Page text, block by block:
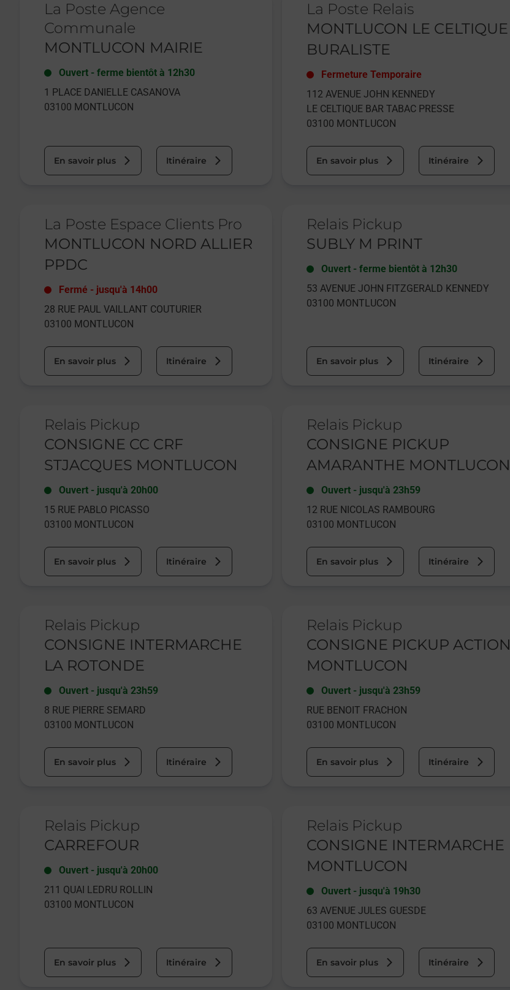
La Poste Agence
Communale
MONTLUCON MAIRIE
Ouvert - ferme bientôt à 12h30
1 PLACE DANIELLE CASANOVA
03100 MONTLUCON
En savoir plus Itinéraire
La Poste Relais
MONTLUCON LE CELTIQUE
BURALISTE
Fermeture Temporaire
112 AVENUE JOHN KENNEDY
LE CELTIQUE BAR TABAC PRESSE
03100 MONTLUCON
En savoir plus Itinéraire
La Poste Espace Clients Pro
MONTLUCON NORD ALLIER
PPDC
Fermé - jusqu'à 14h00
28 RUE PAUL VAILLANT COUTURIER
03100 MONTLUCON
En savoir plus Itinéraire
Relais Pickup
SUBLY M PRINT
Ouvert- ferme bientôt à 12h30
53 AVENUE JOHN FITZGERALD KENNEDY
03100 MONTLUCON
En savoir plus Itinéraire
Relais Pickup
CONSIGNE CC CRF
STJACQUES MONTLUCON
Ouvert - jusqu'à 20h00
15 RUE PABLO PICASSO
03100 MONTLUCON
En savoir plus Itinéraire
Relais Pickup
CONSIGNE PICKUP
AMARANTHE MONTLUCON
Ouvert- jusqu'à 23h59
12 RUE NICOLAS RAMBOURG
03100 MONTLUCON
En savoir plus Itinéraire
Relais Pickup
CONSIGNE INTERMARCHE
LA ROTONDE
Ouvert - jusqu'à 23h59
8 RUE PIERRE SEMARD
03100 MONTLUCON
En savoir plus Itinéraire
Relais Pickup
CONSIGNE PICKUP ACTION
MONTLUCON
Ouvert- jusqu'à 23h59
RUE BENOIT FRACHON
03100 MONTLUCON
En savoir plus Itinéraire
Relais Pickup
CARREFOUR
Ouvert - jusqu'à 20h00
211 QUAI LEDRU ROLLIN
03100 MONTLUCON
En savoir plus Itinéraire
Relais Pickup
CONSIGNE INTERMARCHE
MONTLUCON
Ouvert- jusqu'à 19h30
63 AVENUE JULES GUESDE
03100 MONTLUCON
En savoir plus Itinéraire